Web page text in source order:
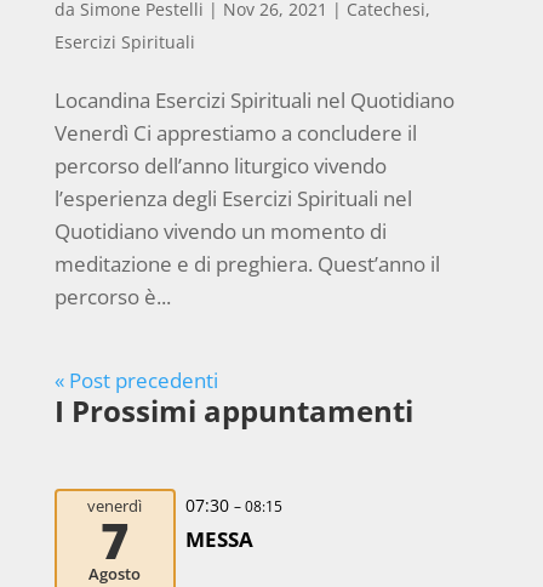
da Simone Pestelli | Nov 26, 2021 | Catechesi,
Esercizi Spirituali
Locandina Esercizi Spirituali nel Quotidiano
Venerdì Ci apprestiamo a concludere il
percorso dell’anno liturgico vivendo
l’esperienza degli Esercizi Spirituali nel
Quotidiano vivendo un momento di
meditazione e di preghiera. Quest’anno il
percorso è...
« Post precedenti
I Prossimi appuntamenti
venerdì
7
Agosto
07:30 – 08:15
MESSA